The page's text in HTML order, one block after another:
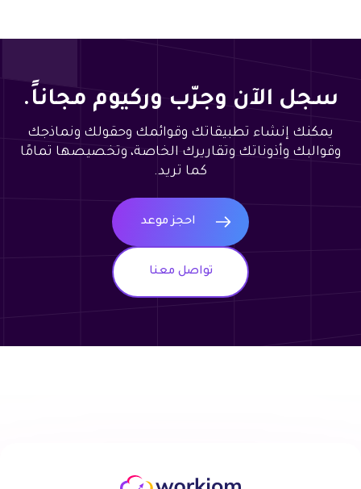
سجل الآن وجرّب وركيوم مجاناً.
يمكنك إنشاء تطبيقاتك وقوائمك وحقولك ونماذجك
وقوالبك وأذوناتك وتقاريرك الخاصة، وتخصيصها تمامًا
كما تريد.
احجز موعد
تواصل معنا